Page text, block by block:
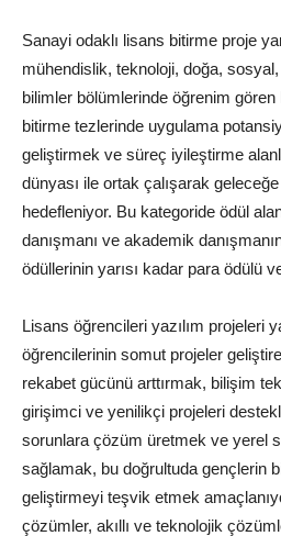
Sanayi odaklı lisans bitirme proje
mühendislik, teknoloji, doğa,
bilimler bölümlerinde öğrenim
bitirme tezlerinde uygulama
geliştirmek ve süreç iyileştirme
dünyası ile ortak çalışarak
hedefleniyor. Bu kategoride ödül
danışmanı ve akademik
ödüllerinin yarısı kadar para ödülü
Lisans öğrencileri yazılım projeleri
öğrencilerinin somut projeler
rekabet gücünü arttırmak, bilişim
girişimci ve yenilikçi projeleri
sorunlara çözüm üretmek ve yerel
sağlamak, bu doğrultuda gençlerin
geliştirmeyi teşvik etmek
çözümler, akıllı ve teknolojik